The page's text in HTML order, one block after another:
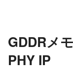
GDDRメ
PHY IP